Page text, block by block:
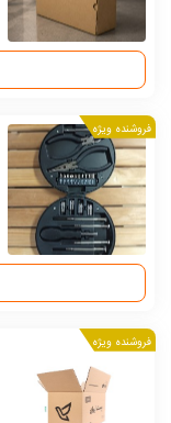
فروشنده ویژه
فروشنده ویژه